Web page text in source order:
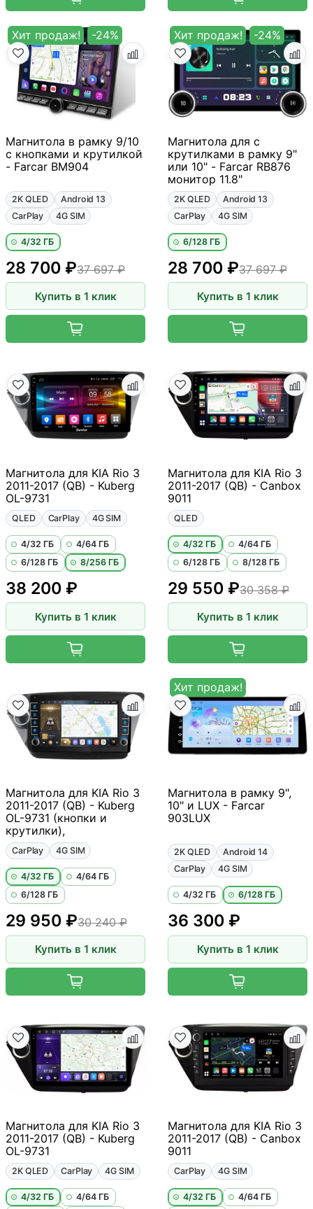
Хит продаж! -24%
Магнитола в рамку 9/10
с кнопками и крутилкой
- Farcar BM904
2K QLED
Android 13
CarPlay
4G SIM
4/32 ГБ
37 697 ₽
28 700 ₽
Купить в 1 клик
Хит продаж! -24%
Магнитола для с
крутилками в рамку 9"
или 10" - Farcar RB876
монитор 11.8"
2K QLED
Android 13
CarPlay
4G SIM
6/128 ГБ
37 697 ₽
28 700 ₽
Купить в 1 клик
Магнитола для KIA Rio 3
2011-2017 (QB) - Kuberg
OL-9731
QLED CarPlay 4G SIM
4/32 ГБ
4/64 ГБ
6/128 ГБ
8/256 ГБ
38 200 ₽
Купить в 1 клик
Магнитола для KIA Rio 3
2011-2017 (QB) - Canbox
9011
QLED
4/32 ГБ
4/64 ГБ
6/128 ГБ
8/128 ГБ
29 550 ₽30 358 ₽
Купить в 1 клик
Магнитола для KIA Rio 3
2011-2017 (QB) - Kuberg
OL-9731 (кнопки и
крутилки),
CarPlay 4G SIM
4/32 ГБ
4/64 ГБ
6/128 ГБ
29 950 ₽30 240 ₽
Купить в 1 клик
Хит продаж!
Магнитола в рамку 9",
10" и LUX - Farcar
903LUX
2K QLED
Android 14
CarPlay
4G SIM
4/32 ГБ 6/128 ГБ
36 300 ₽
Купить в 1 клик
Магнитола для KIA Rio 3
2011-2017 (QB) - Kuberg
OL-9731
2K QLED CarPlay 4G SIM
4/32 ГБ
4/64 ГБ
Магнитола для KIA Rio 3
2011-2017 (QB) - Canbox
9011
CarPlay 4G SIM
4/32 ГБ
4/64 ГБ